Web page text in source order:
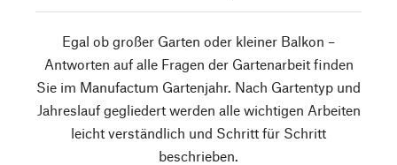
Egal ob großer Garten oder kleiner Balkon –
Antworten auf alle Fragen der Gartenarbeit finden
Sie im Manufactum Gartenjahr. Nach Gartentyp und
Jahreslauf gegliedert werden alle wichtigen Arbeiten
leicht verständlich und Schritt für Schritt
beschrieben.